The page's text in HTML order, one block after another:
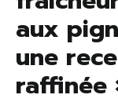
aux
une
raffinée